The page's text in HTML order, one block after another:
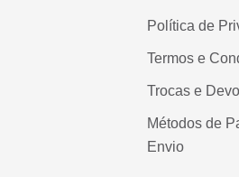
Política de
Termos e
Trocas e
Métodos de
Envio